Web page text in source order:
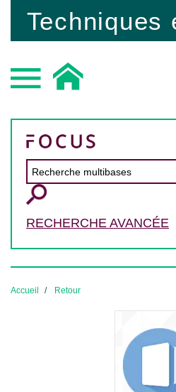
Techniques
RECHERCHE AVANCÉE
Accueil Retour